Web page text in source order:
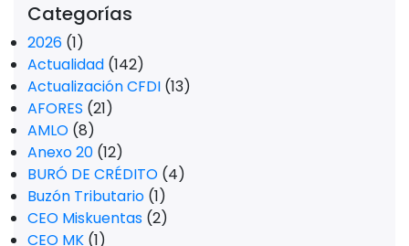
Categorías
2026 (1)
Actualidad (142)
Actualización CFDI (13)
AFORES (21)
AMLO (8)
Anexo 20 (12)
BURÓ DE CRÉDITO (4)
Buzón Tributario (1)
CEO Miskuentas (2)
CEO MK (1)